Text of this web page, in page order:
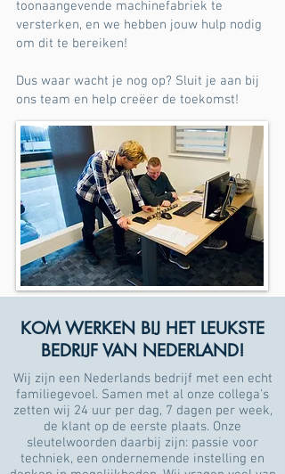
toonaangevende machinefabriek te
versterken, en we hebben jouw hulp nodig
om dit te bereiken!
Dus waar wacht je nog op? Sluit je aan bij
ons team en help creëer de toekomst!
KOM WERKEN BIJ HET LEUKSTE
BEDRIJF VAN NEDERLAND!
Wij zijn een Nederlands bedrijf met een echt
familiegevoel. Samen met al onze collega's
zetten wij 24 uur per dag, 7 dagen per week,
de klant op de eerste plaats. Onze
sleutelwoorden daarbij zijn: passie voor
techniek, een ondernemende instelling en